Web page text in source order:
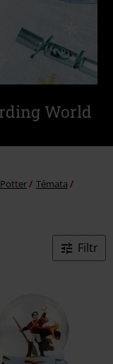
World
Témata
Filtr